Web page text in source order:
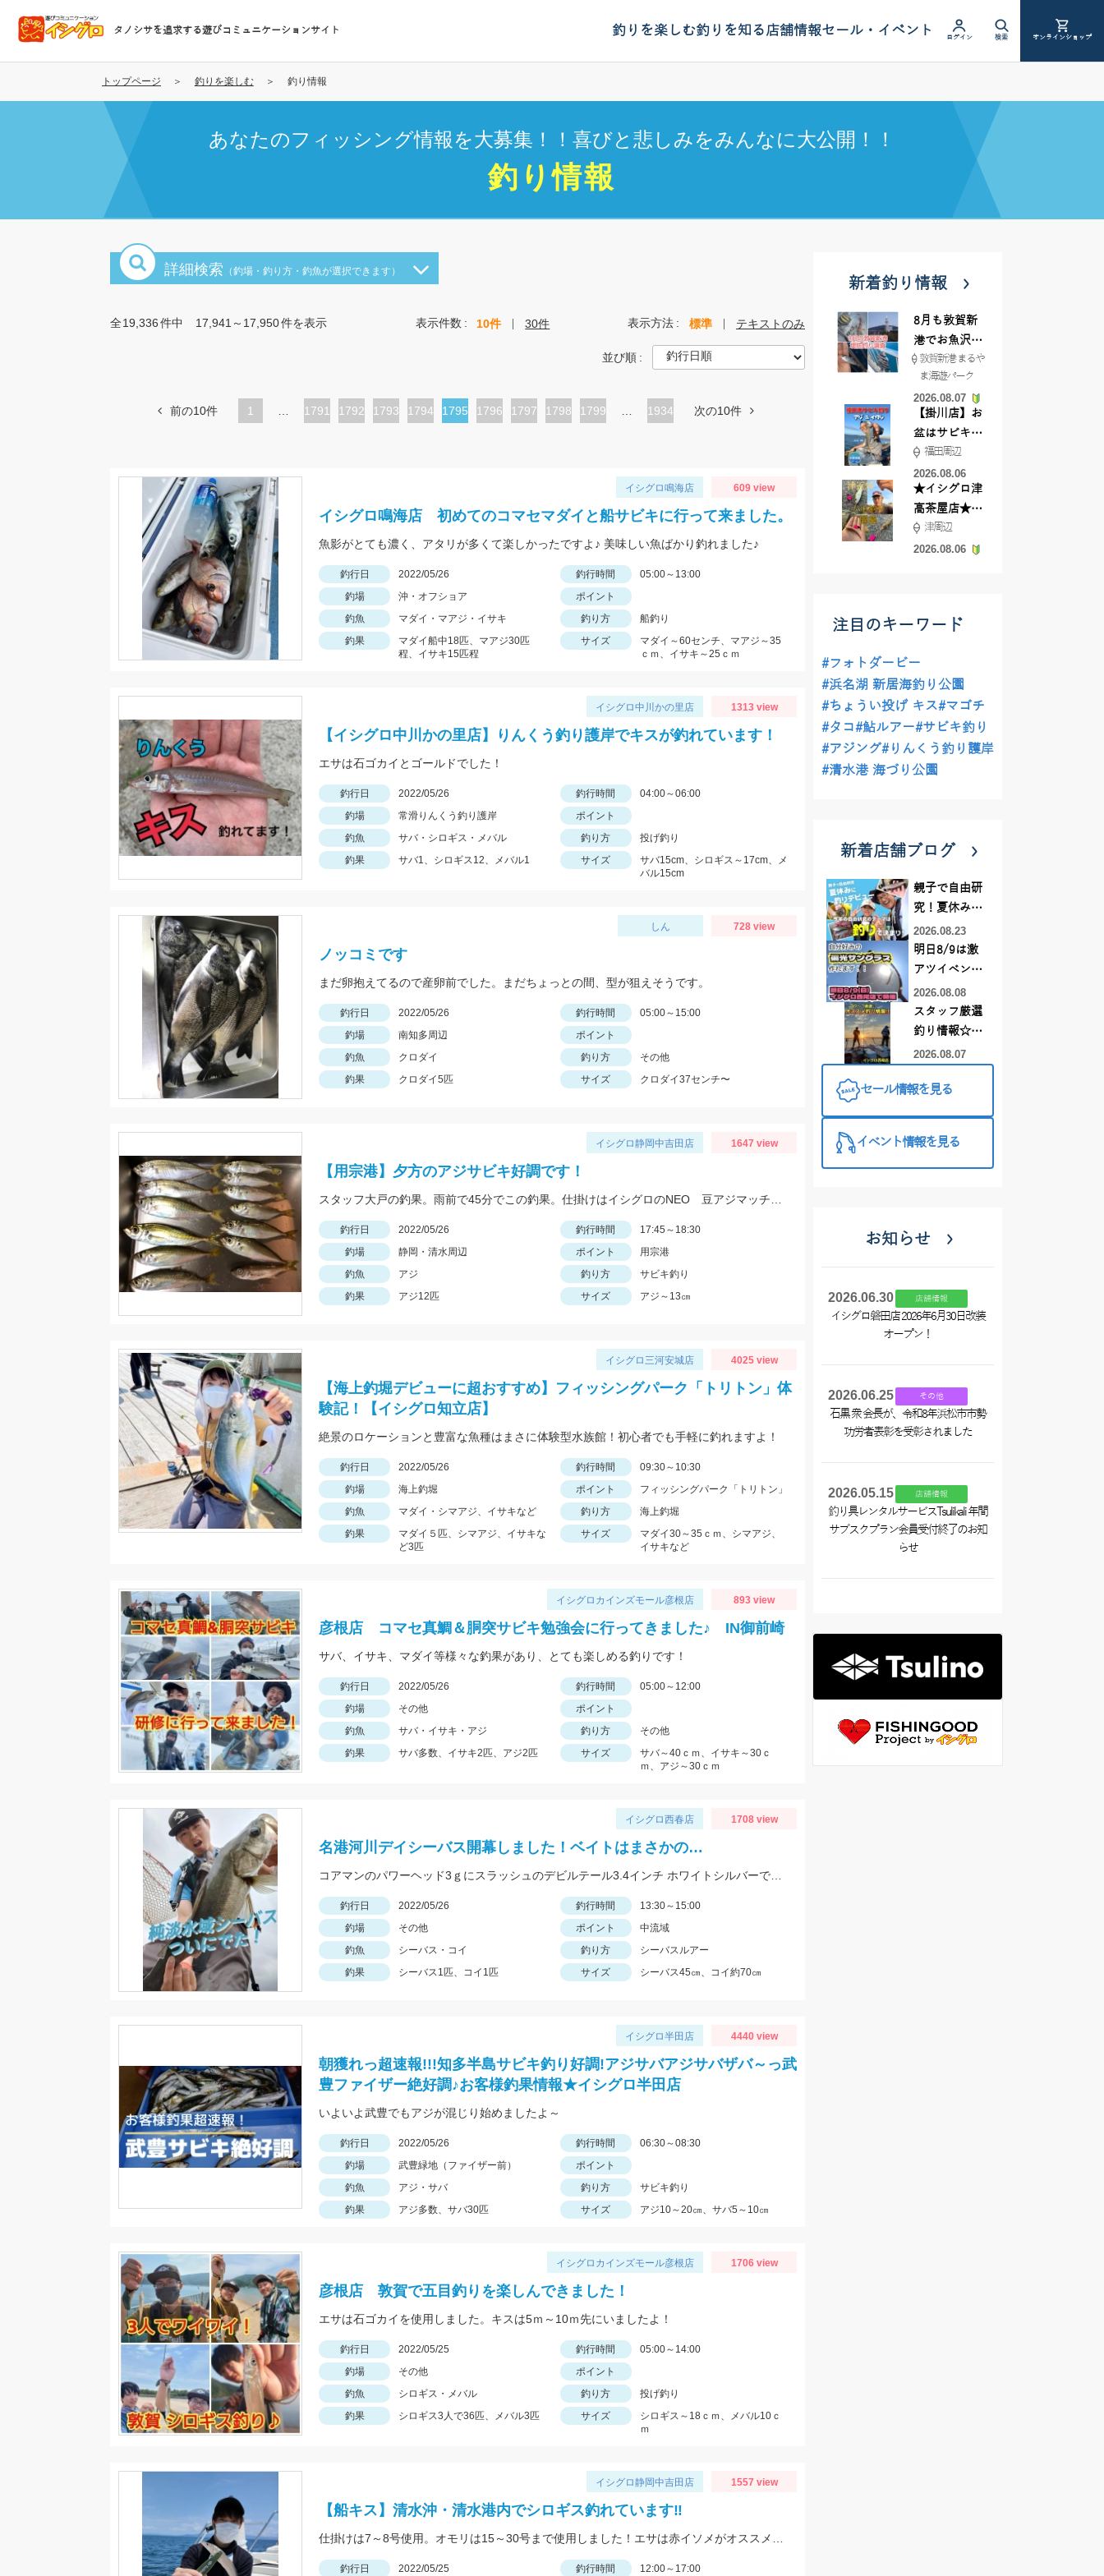
コ
テ
タノシサを追求する遊びコミュニケーションサイト 釣りを楽しむ釣りを知る店舗情報セール・イベント ログイン 検索 オンラインショップ
トップページ 釣りを楽しむ 釣り情報
あなたのフィッシング情報を大募集！！喜びと悲しみをみんなに大公開！！
釣り情報
詳細検索 （釣場・釣り方・釣魚が選択できます）
全19,336件中 17,941～17,950件を表示 表示件数 10件 30件 表示方法 標準 テキストのみ
並び順
前の10件 1
ペ
1791
ペ
1792
ペ
1793
ペ
1794
カ
ペ
1795
ペ
1796
ペ
1797
ペ
1798
ペ
1799 1934 次の10件
イシグロ鳴海店 609 view
イシグロ鳴海店 初めてのコマセマダイと船サビキに行って来ました。
魚影がとても濃く、アタリが多くて楽しかったですよ♪ 美味しい魚ばかり釣れました♪
釣行日 2022/05/26 釣行時間
05:00～13:00
釣場
沖・オフショア
ポイント
釣魚
マダイ・マアジ・イサキ 釣り方
船釣り
釣果
マダイ船中18匹、マアジ30匹
程、イサキ15匹程
サイズ
マダイ～60センチ、マアジ～35
ｃｍ、イサキ～25ｃｍ
イシグロ中川かの里店 1313 view
【イシグロ中川かの里店】りんくう釣り護岸でキスが釣れています！
エサは石ゴカイとゴールドでした！
釣行日 2022/05/26 釣行時間
04:00～06:00
釣場
常滑りんくう釣り護岸
ポイント
釣魚
サバ・シロギス・メバル 釣り方
投げ釣り
釣果
サバ1、シロギス12、メバル1 サイズ
サバ15cm、シロギス～17cm、メ
バル15cm
しん 728 view
ノッコミです
まだ卵抱えてるので産卵前でした。まだちょっとの間、型が狙えそうです。
釣行日 2022/05/26 釣行時間
05:00～15:00
釣場
南知多周辺
ポイント
釣魚
クロダイ 釣り方
その他
釣果
クロダイ5匹 サイズ クロダイ37センチ〜
イシグロ静岡中吉田店 1647 view
【用宗港】夕方のアジサビキ好調です！
釣行日 2022/05/26 釣行時間
17:45～18:30
釣場
静岡・清水周辺 ポイント
用宗港
釣魚
アジ 釣り方
サビキ釣り
釣果
アジ12匹 サイズ アジ～13㎝
イシグロ三河安城店 4025 view
【海上釣堀デビューに超おすすめ】フィッシングパーク「トリトン」体
験記！【イシグロ知立店】
絶景のロケーションと豊富な魚種はまさに体験型水族館！初心者でも手軽に釣れますよ！
釣行日 2022/05/26 釣行時間
09:30～10:30
釣場
海上釣堀 ポイント
フィッシングパーク「トリトン」
釣魚
マダイ・シマアジ、イサキなど 釣り方
海上釣堀
釣果
マダイ５匹、シマアジ、イサキな
ど3匹
サイズ
マダイ30～35ｃｍ、シマアジ、
イサキなど
イシグロカインズモール彦根店 893 view
彦根店 コマセ真鯛＆胴突サビキ勉強会に行ってきました♪ IN御前崎
サバ、イサキ、マダイ等様々な釣果があり、とても楽しめる釣りです！
釣行日 2022/05/26 釣行時間
05:00～12:00
釣場
その他
ポイント
釣魚
サバ・イサキ・アジ 釣り方
その他
釣果
サバ多数、イサキ2匹、アジ2匹 サイズ
サバ～40ｃｍ、イサキ～30ｃ
ｍ、アジ～30ｃｍ
イシグロ西春店 1708 view
名港河川デイシーバス開幕しました！ベイトはまさかの…
釣行日 2022/05/26 釣行時間
13:30～15:00
釣場
その他 ポイント
中流域
釣魚
シーバス・コイ 釣り方
シーバスルアー
釣果
シーバス1匹、コイ1匹 サイズ シーバス45㎝、コイ約70㎝
イシグロ半田店 4440 view
朝獲れっ超速報!!!知多半島サビキ釣り好調!アジサバアジサバザバ～っ武
豊ファイザー絶好調♪お客様釣果情報★イシグロ半田店
いよいよ武豊でもアジが混じり始めましたよ～
釣行日 2022/05/26 釣行時間
06:30～08:30
釣場
武豊緑地（ファイザー前）
ポイント
釣魚
アジ・サバ 釣り方
サビキ釣り
釣果
アジ多数、サバ30匹 サイズ アジ10～20㎝、サバ5～10㎝
イシグロカインズモール彦根店 1706 view
彦根店 敦賀で五目釣りを楽しんできました！
エサは石ゴカイを使用しました。キスは5ｍ～10ｍ先にいましたよ！
釣行日 2022/05/25 釣行時間
05:00～14:00
釣場
その他
ポイント
釣魚
シロギス・メバル 釣り方
投げ釣り
釣果
シロギス3人で36匹、メバル3匹 サイズ
シロギス～18ｃｍ、メバル10ｃ
ｍ
イシグロ静岡中吉田店 1557 view
【船キス】清水沖・清水港内でシロギス釣れています‼
釣行日 2022/05/25 釣行時間 12:00～17:00
新着釣り情報
8月も敦賀新
港でお魚沢山
♪ イシグロ彦
根店
敦賀新港 まるや
ま海遊パーク
2026.08.07
【掛川店】お
盆はサビキ釣
りいきません
か?
福田周辺
2026.08.06
★イシグロ津
高茶屋店★津
近郊ハゼ釣れ
てます！
津周辺
2026.08.06
注目のキーワード
#フォトダービー
#浜名湖 新居海釣り公園
#ちょうい投げ キス#マゴチ
#タコ#鮎ルアー#サビキ釣り
#アジング#りんくう釣り護岸
#清水港 海づり公園
新着店舗ブログ
親子で自由研
究！夏休みに
釣りデビュー
2026.08.23
明日8/9は激
アツイベント
日！！！～オ
ーダー偏光グ
ラス受注会～
2026.08.08
スタッフ厳選
釣り情報☆彡
連休は何釣り
♪【イシグロ
2026.08.07
セール情報を見る
イベント情報を見る
お知らせ
2026.06.30 店舗情報
イシグロ磐田店 2026年6月30日改装
オープン！
2026.06.25 その他
石黒 衆 会長が、令和8年浜松市市勢
功労者表彰を受彰されました
2026.05.15 店舗情報
釣り具レンタルサービスTsulikali 年間
サブスクプラン会員受付終了のお知
らせ